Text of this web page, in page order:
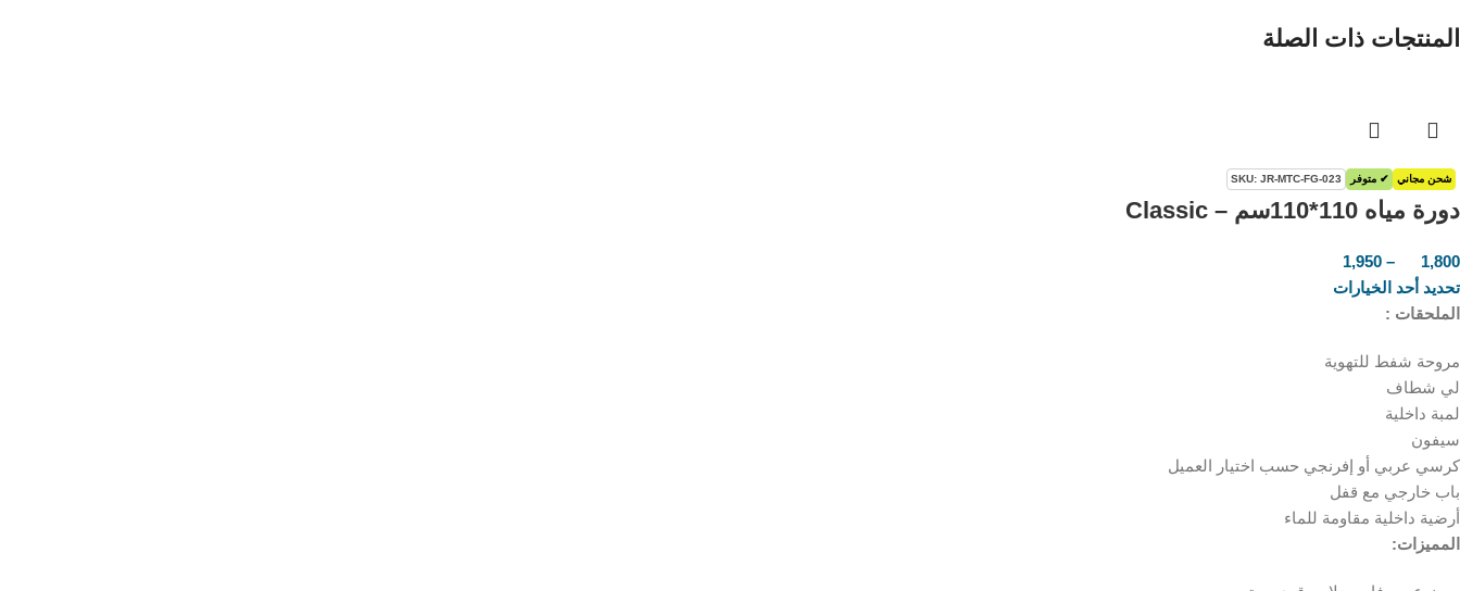
المنتجات ذات الصلة
شحن مجاني ✔ متوفر SKU: JR-MTC-FG-023
دورة مياه 110*110سم – Classic
1,800
–
1,950
تحديد أحد الخيارات
الملحقات :
مروحة شفط للتهوية
لي شطاف
لمبة داخلية
سيفون
كرسي عربي أو إفرنجي حسب اختيار العميل
باب خارجي مع قفل
أرضية داخلية مقاومة للماء
المميزات: